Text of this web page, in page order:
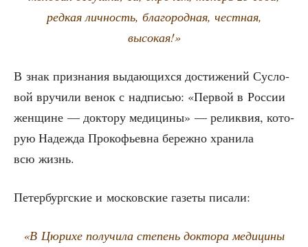
ред­кая лич­ность, бла­го­род­ная, чест­ная,
высокая!»
В знак при­зна­ния выда­ю­щих­ся дости­же­ний Сус­ло­
вой вру­чи­ли венок с над­пи­сью: «Пер­вой в Рос­сии
жен­щине — док­то­ру меди­ци­ны» — релик­вия, кото­
рую Надеж­да Про­ко­фьев­на береж­но хра­ни­ла
всю жизнь.
Петер­бург­ские и мос­ков­ские газе­ты писали:
«В Цюри­хе полу­чи­ла сте­пень док­то­ра меди­ци­ны